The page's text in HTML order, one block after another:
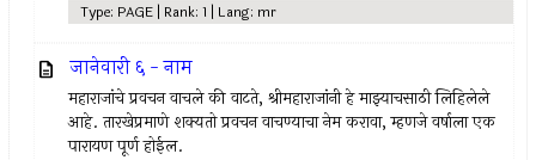
Type: PAGE | Rank: 1 | Lang: mr
जानेवारी ६ - नाम
महाराजांचे प्रवचन वाचले की वाटते, श्रीमहाराजांनी हे माझ्याचसाठी लिहिलेले
आहे. तारखेप्रमाणे शक्यतो प्रवचन वाचण्याचा नेम करावा, म्हणजे वर्षाला एक
पारायण पूर्ण होईल.